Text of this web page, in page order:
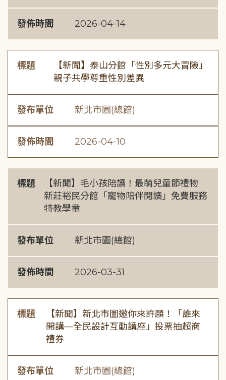
發佈時間 2026-04-14
標題
【新聞】泰山分館「性別多元大冒險」
親子共學尊重性別差異
發布單位 新北市圖(總館)
發佈時間 2026-04-10
標題
【新聞】毛小孩陪讀！最萌兒童節禮物
新莊裕民分館「寵物陪伴閱讀」免費服務
特教學童
發布單位 新北市圖(總館)
發佈時間 2026-03-31
標題
【新聞】新北市圖邀你來許願！「誰來
開講—全民設計互動講座」投票抽超商
禮券
發布單位 新北市圖(總館)